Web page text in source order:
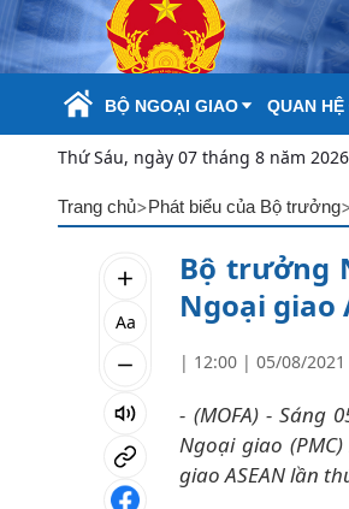
Skip to Main Content
BỘ NGOẠI GIAO QUAN
Thứ Sáu, ngày 07 tháng 8 năm 2026
Trang chủ>Phát biểu của Bộ trưởng
Aa
Bộ trưởng
Ngoại giao
| 12:00 | 05/08/2021
- (MOFA) - Sáng
Ngoại giao
giao ASEAN lần